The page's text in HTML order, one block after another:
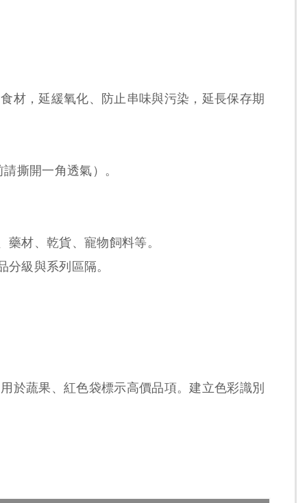
材，延緩氧化、防止串味與污染，延長保存期
撕開一角透氣）。
材、乾貨、寵物飼料等。
級與系列區隔。
於蔬果、紅色袋標示高價品項。建立色彩識別